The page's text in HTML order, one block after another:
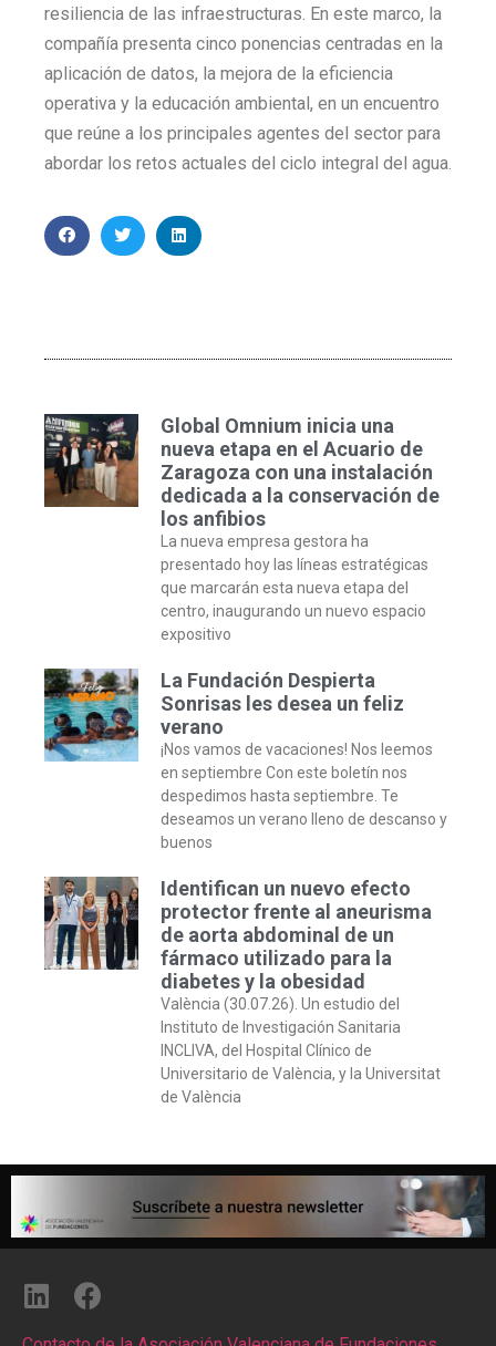
resiliencia de las infraestructuras. En este marco, la
compañía presenta cinco ponencias centradas en la
aplicación de datos, la mejora de la eficiencia
operativa y la educación ambiental, en un encuentro
que reúne a los principales agentes del sector para
abordar los retos actuales del ciclo integral del agua.
Global Omnium inicia una
nueva etapa en el Acuario de
Zaragoza con una instalación
dedicada a la conservación de
los anfibios
La nueva empresa gestora ha
presentado hoy las líneas estratégicas
que marcarán esta nueva etapa del
centro, inaugurando un nuevo espacio
expositivo
La Fundación Despierta
Sonrisas les desea un feliz
verano
¡Nos vamos de vacaciones! Nos leemos
en septiembre Con este boletín nos
despedimos hasta septiembre. Te
deseamos un verano lleno de descanso y
buenos
Identifican un nuevo efecto
protector frente al aneurisma
de aorta abdominal de un
fármaco utilizado para la
diabetes y la obesidad
València (30.07.26). Un estudio del
Instituto de Investigación Sanitaria
INCLIVA, del Hospital Clínico de
Universitario de València, y la Universitat
de València